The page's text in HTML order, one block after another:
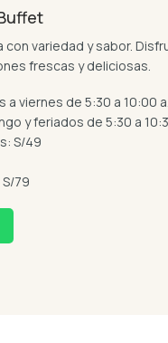
con variedad y sabor.
frescas y deliciosas.
a viernes de 5:30 a 10:00
y feriados de 5:30 a
S/49
S/79